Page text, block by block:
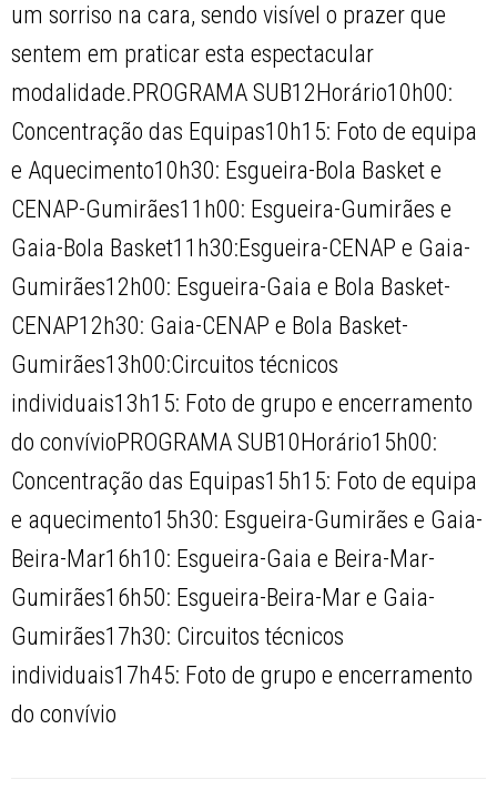
um sorriso na cara, sendo visível o prazer que
sentem em praticar esta espectacular
modalidade.PROGRAMA SUB12Horário10h00:
Concentração das Equipas10h15: Foto de equipa
e Aquecimento10h30: Esgueira-Bola Basket e
CENAP-Gumirães11h00: Esgueira-Gumirães e
Gaia-Bola Basket11h30:Esgueira-CENAP e Gaia-
Gumirães12h00: Esgueira-Gaia e Bola Basket-
CENAP12h30: Gaia-CENAP e Bola Basket-
Gumirães13h00:Circuitos técnicos
individuais13h15: Foto de grupo e encerramento
do convívioPROGRAMA SUB10Horário15h00:
Concentração das Equipas15h15: Foto de equipa
e aquecimento15h30: Esgueira-Gumirães e Gaia-
Beira-Mar16h10: Esgueira-Gaia e Beira-Mar-
Gumirães16h50: Esgueira-Beira-Mar e Gaia-
Gumirães17h30: Circuitos técnicos
individuais17h45: Foto de grupo e encerramento
do convívio